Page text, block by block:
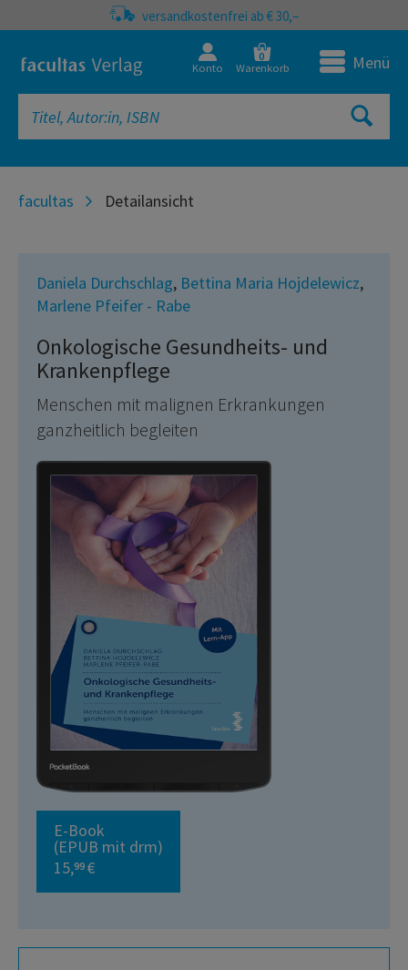
versandkostenfrei ab € 30,–
Konto
0
Warenkorb Menü
facultas Detailansicht
Daniela Durchschlag, Bettina Maria Hojdelewicz,
Marlene Pfeifer - Rabe
Onkologische Gesundheits- und
Krankenpflege
Menschen mit malignen Erkrankungen
ganzheitlich begleiten
E-Book
(EPUB mit drm)
15,99 €